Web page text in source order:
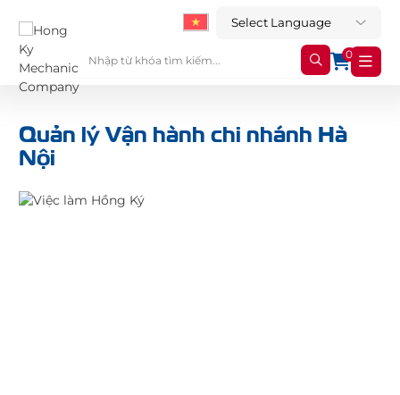
0
Quản lý Vận hành chi nhánh Hà
Nội